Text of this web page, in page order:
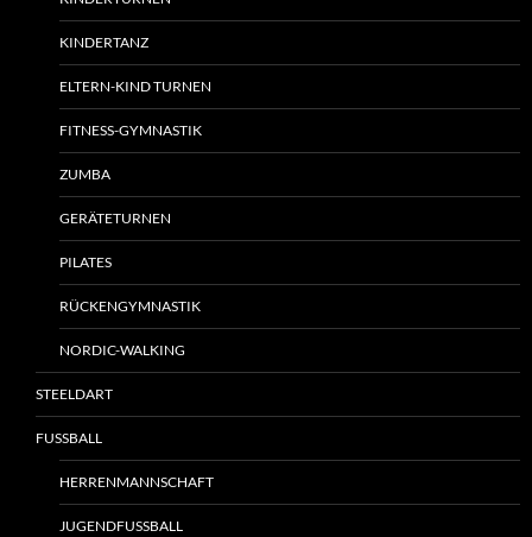
KINDERTANZ
ELTERN-KIND TURNEN
FITNESS-GYMNASTIK
ZUMBA
GERÄTETURNEN
PILATES
RÜCKENGYMNASTIK
NORDIC-WALKING
STEELDART
FUSSBALL
HERRENMANNSCHAFT
JUGENDFUSSBALL